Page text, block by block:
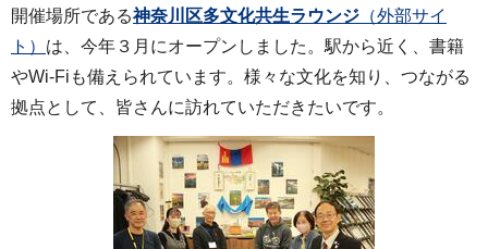
開催場所である神奈川区多文化共生ラウンジ （外部サイ
ト） は、今年３月にオープンしました。駅から近く、書籍
やWi-Fiも備えられています。様々な文化を知り、つながる
拠点として、皆さんに訪れていただきたいです。